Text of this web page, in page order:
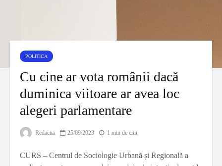
POLITICA
Cu cine ar vota românii dacă
duminica viitoare ar avea loc
alegeri parlamentare
Redactia 25/09/2023 1 min de citit
CURS – Centrul de Sociologie Urbană și Regională a